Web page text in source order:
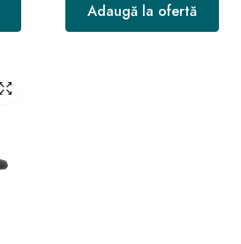
Adaugă la ofertă